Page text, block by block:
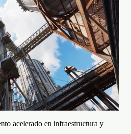
acelerado en infraestructura y